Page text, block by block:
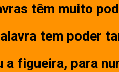
têm muito
tem poder
a figueira, para